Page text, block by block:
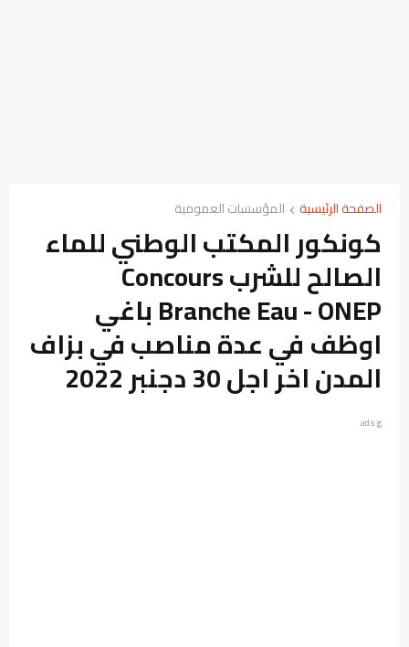
الصفحة الرئيسية المؤسسات العمومية
كونكور المكتب الوطني للماء
الصالح للشرب Concours
Branche Eau - ONEP باغي
اوظف في عدة مناصب في بزاف
المدن اخر اجل 30 دجنبر 2022
ads g